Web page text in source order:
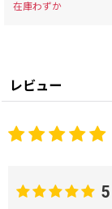
在庫わずか
レビュー
5